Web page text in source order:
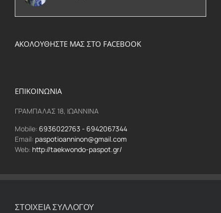
ΑΚΟΛΟΥΘΗΣΤΕ ΜΑΣ ΣΤΟ FACEBOOK
ΕΠΙΚΟΙΝΩΝΙΑ
ΓΡΑΜΠΑΛΑΣ 18, ΙΩΑΝΝΙΝΑ
Mobile: 6936022763 - 6942067344
Email: paspotioanninon@gmail.com
Web: http://taekwondo-paspot.gr/
ΣΤΟΙΧΕΙΑ ΣΥΛΛΟΓΟΥ